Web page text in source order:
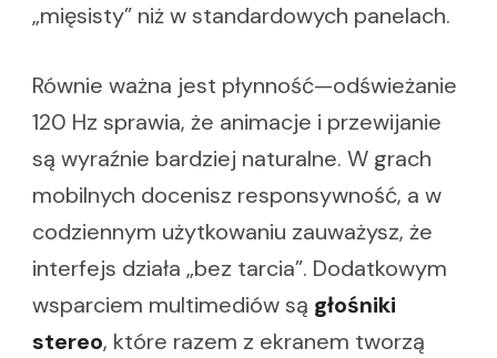
„mięsisty” niż w standardowych panelach.
Równie ważna jest płynność—odświeżanie
120 Hz sprawia, że animacje i przewijanie
są wyraźnie bardziej naturalne. W grach
mobilnych docenisz responsywność, a w
codziennym użytkowaniu zauważysz, że
interfejs działa „bez tarcia”. Dodatkowym
wsparciem multimediów są głośniki
stereo, które razem z ekranem tworzą